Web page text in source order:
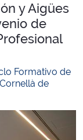
y Aigües
de
Formativo de
de